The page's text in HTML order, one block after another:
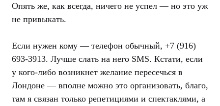
Опять же, как всегда, ничего не успел — но это уж
не привыкать.
Если нужен кому — телефон обычный, +7 (916)
693-3913. Лучше слать на него SMS. Кстати, если
у кого-либо возникнет желание пересечься в
Лондоне — вполне можно это организовать, благо,
там я связан только репетициями и спектаклями, а